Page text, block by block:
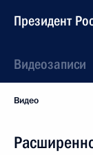
Президент
Видеозаписи
Видео